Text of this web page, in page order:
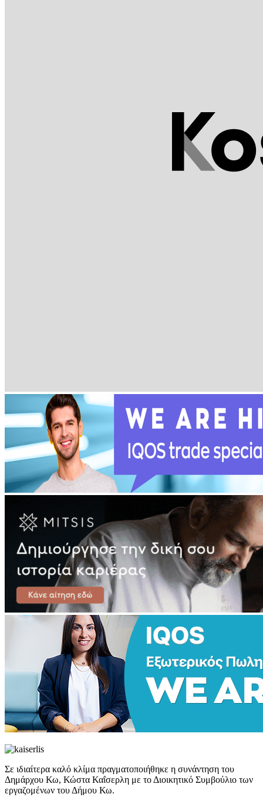
Σε ιδιαίτερα καλό κλίμα πραγματοποιήθηκε η συνάντηση του
Δημάρχου Κω, Κώστα Καΐσερλη με το Διοικητικό Συμβούλιο των
εργαζομένων του Δήμου Κω.